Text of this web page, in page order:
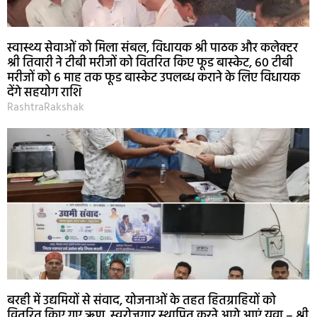
स्वास्थ्य सेवाओं को मिला संबल, विधायक श्री पाठक और कलेक्टर
श्री तिवारी ने टीबी मरीजों को वितरित किए फूड बास्केट, 60 टीबी
मरीजों को 6 माह तक फूड बास्केट उपलब्ध कराने के लिए विधायक
देंगे सहयोग राशि
RashtraRakshak
बरही में उद्यमियों से संवाद, योजनाओं के तहत हितग्राहियों को